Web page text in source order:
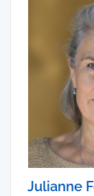
Julianne